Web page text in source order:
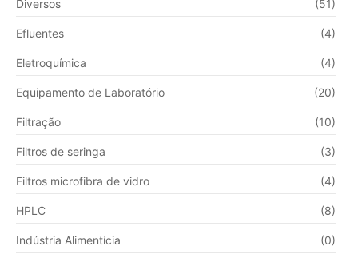
Diversos (51)
Efluentes (4)
Eletroquímica (4)
Equipamento de Laboratório (20)
Filtração (10)
Filtros de seringa (3)
Filtros microfibra de vidro (4)
HPLC (8)
Indústria Alimentícia (0)